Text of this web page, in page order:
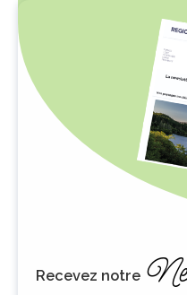
Recevez notre